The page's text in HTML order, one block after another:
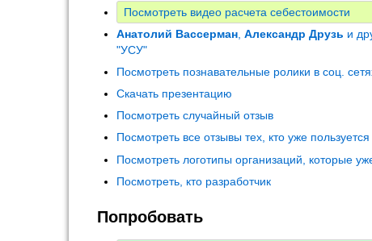
Посмотреть видео расчета себестоимости
Анатолий Вассерман Александр Друзь и
"УСУ"
Посмотреть познавательные ролики в соц.
Скачать презентацию
Посмотреть случайный отзыв
Посмотреть все отзывы тех, кто уже пользуется
Посмотреть логотипы организаций, которые
Посмотреть, кто разработчик
Попробовать